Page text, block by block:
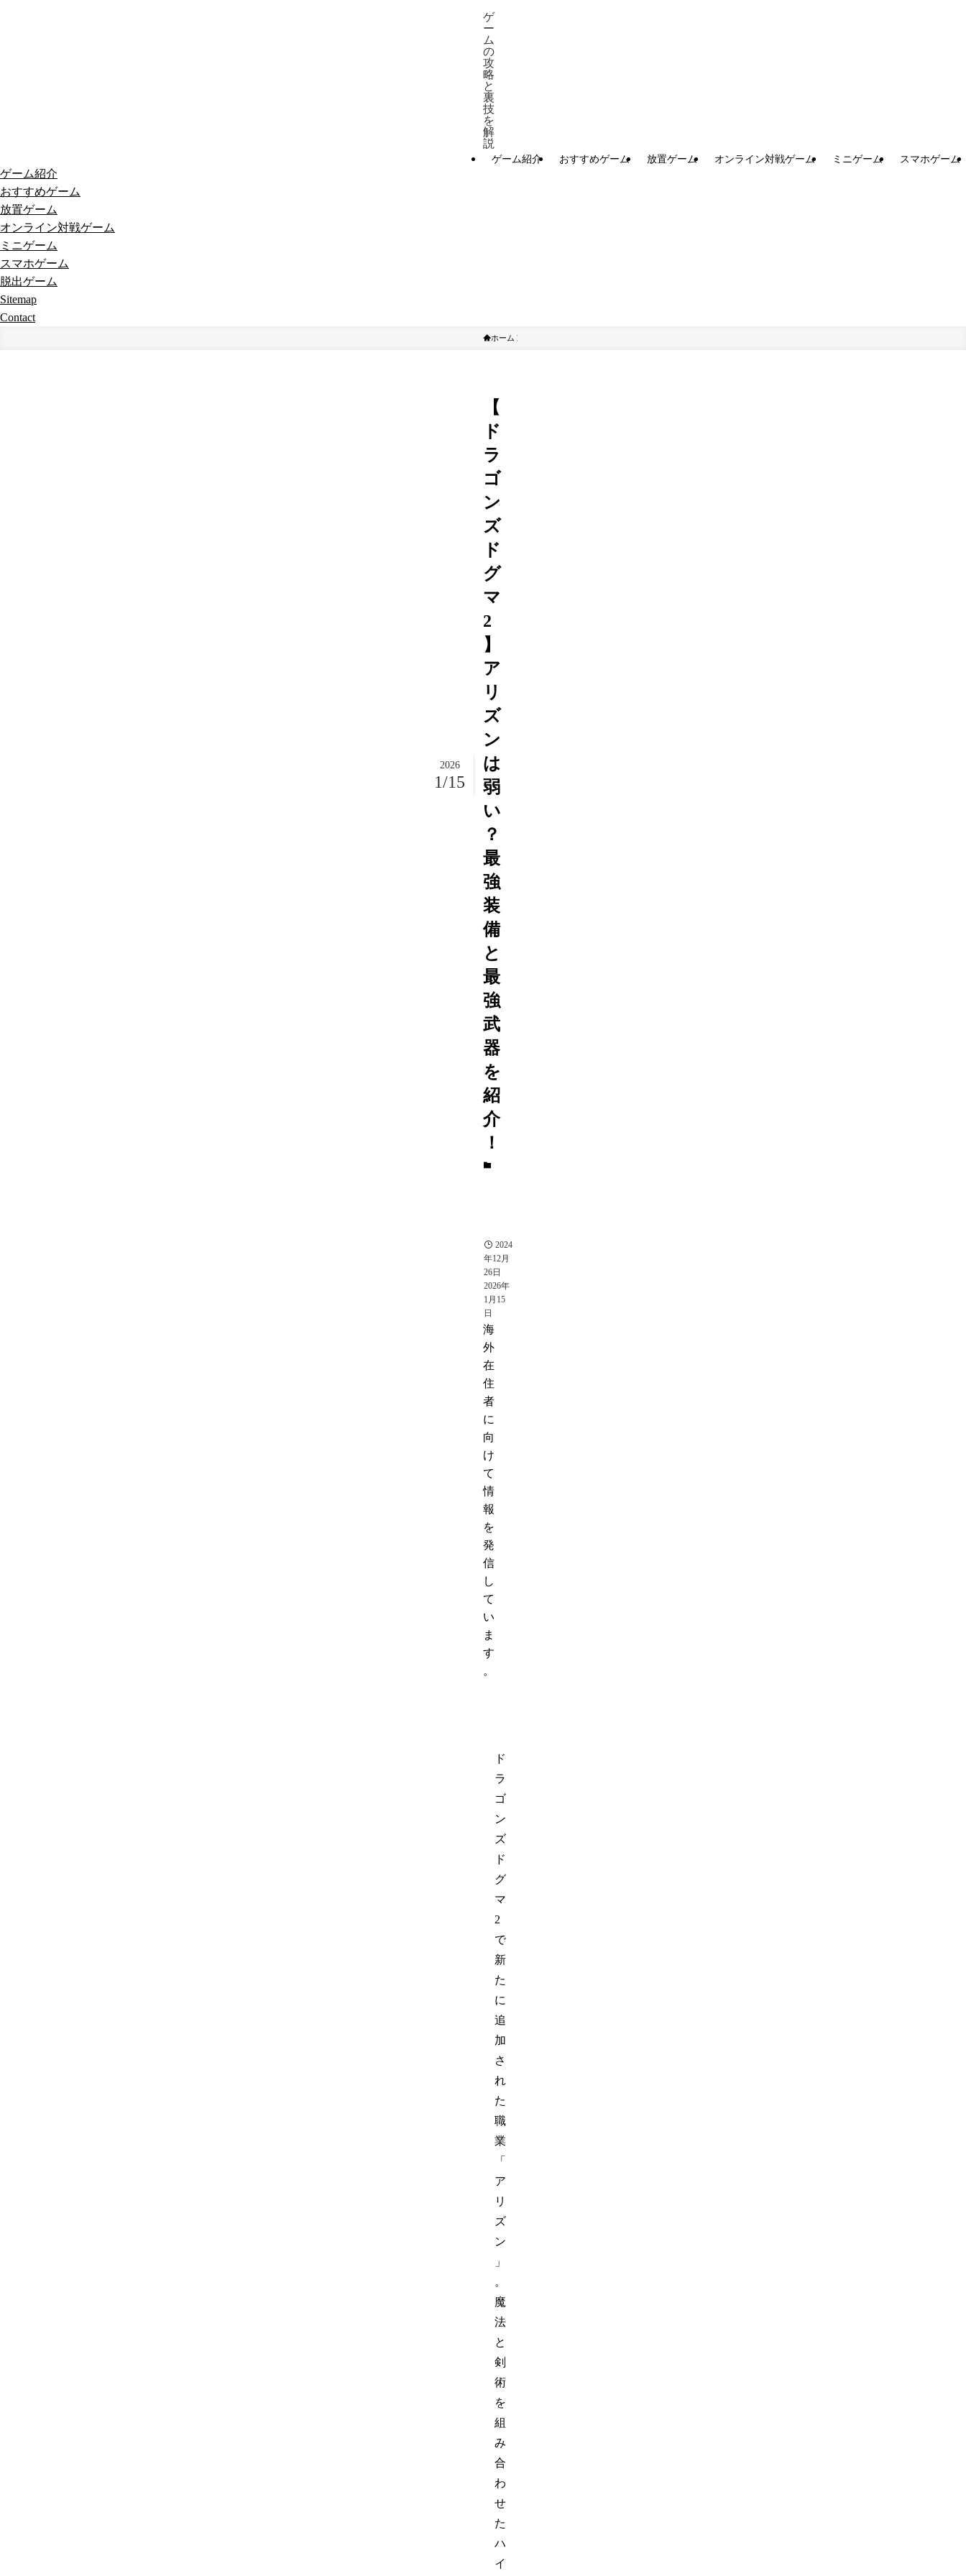
ゲ
ー
ム
の
攻
略
と
裏
技
を
解
説
ゲーム紹介 おすすめゲーム 放置ゲーム オンライン対戦ゲーム ミニゲーム スマホゲーム
ゲーム紹介
おすすめゲーム
放置ゲーム
オンライン対戦ゲーム
ミニゲーム
スマホゲーム
脱出ゲーム
Sitemap
Contact
ホーム
【
ド
ラ
ゴ
ン
ズ
ド
グ
マ
2
】
ア
リ
ズ
ン
は
弱
い
？
最
強
装
備
と
最
強
武
器
を
紹
介
！
2026
1/15
2024
年12月
26日
2026年
1月15
日
海
外
在
住
者
に
向
け
て
情
報
を
発
信
し
て
い
ま
す
。
ド
ラ
ゴ
ン
ズ
ド
グ
マ
2
で
新
た
に
追
加
さ
れ
た
職
業
「
ア
リ
ズ
ン
」
。
魔
法
と
剣
術
を
組
み
合
わ
せ
た
ハ
イ